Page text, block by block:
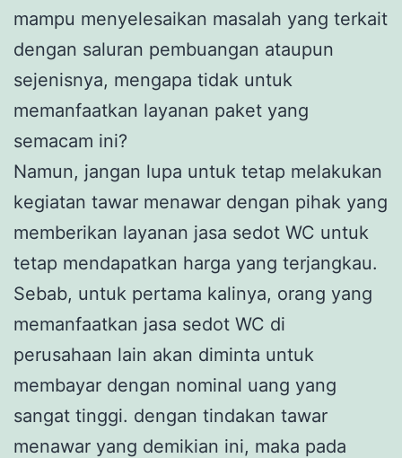
mampu menyelesaikan masalah yang terkait
dengan saluran pembuangan ataupun
sejenisnya, mengapa tidak untuk
memanfaatkan layanan paket yang
semacam ini?
Namun, jangan lupa untuk tetap melakukan
kegiatan tawar menawar dengan pihak yang
memberikan layanan jasa sedot WC untuk
tetap mendapatkan harga yang terjangkau.
Sebab, untuk pertama kalinya, orang yang
memanfaatkan jasa sedot WC di
perusahaan lain akan diminta untuk
membayar dengan nominal uang yang
sangat tinggi. dengan tindakan tawar
menawar yang demikian ini, maka pada